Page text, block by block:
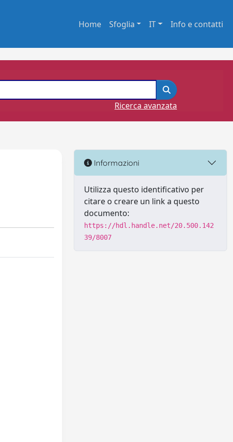
Home Sfoglia IT Info e contatti
Ricerca avanzata
Informazioni
Utilizza questo identificativo per
citare o creare un link a questo
documento:
https://hdl.handle.net/20.500.142
39/8007